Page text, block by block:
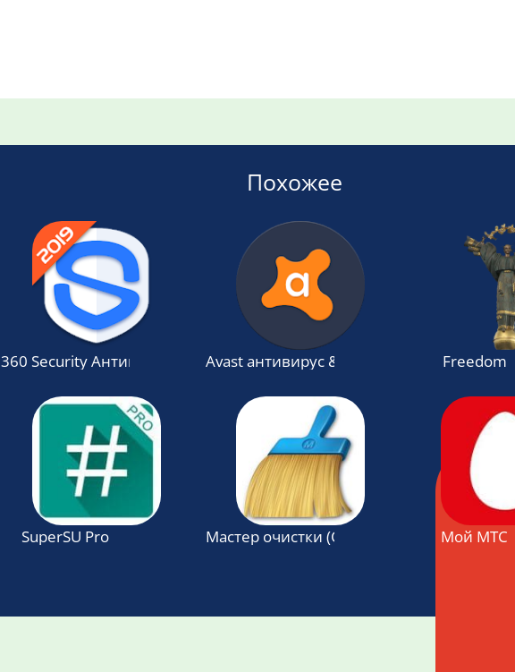
Похожее
360 Security Aнтивирус Avast антивирус & бесплатная защита 2019
Freedom
SuperSU Pro Мастер очистки (Clean Master) Мой МТС